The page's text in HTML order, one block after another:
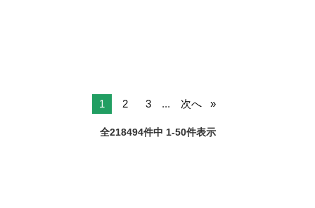
1 2 3 ... 次へ
全218494件中 1-50件表示